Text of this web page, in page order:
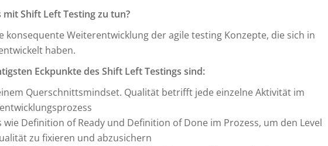
mit Shift Left Testing zu tun?
konsequente Weiterentwicklung der agile testing Konzepte, die sich in
haben.
Eckpunkte des Shift Left Testings sind:
Querschnittsmindset. Qualität betrifft jede einzelne Aktivität im
wie Definition of Ready und Definition of Done im Prozess, um den Level
zu fixieren und abzusichern